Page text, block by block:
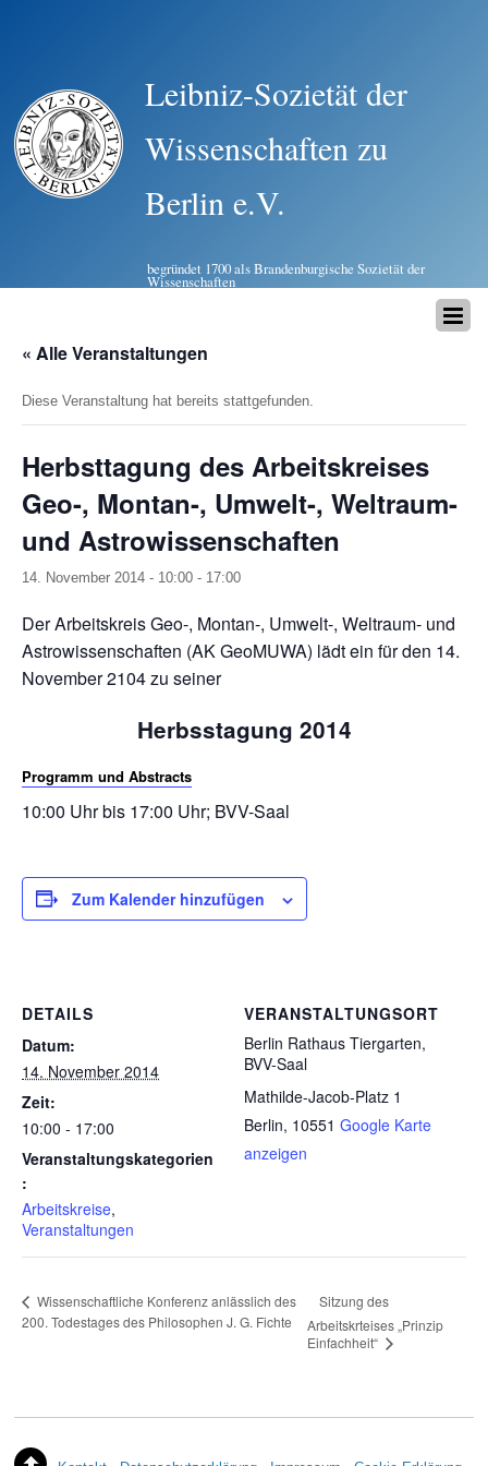
Leibniz-Sozietät der
Wissenschaften zu
Berlin e.V.
begründet 1700 als Brandenburgische Sozietät der
Wissenschaften
« Alle Veranstaltungen
Diese Veranstaltung hat bereits stattgefunden.
Herbsttagung des Arbeitskreises
Geo-, Montan-, Umwelt-, Weltraum-
und Astrowissenschaften
14. November 2014 - 10:00 - 17:00
Der Arbeitskreis Geo-, Montan-, Umwelt-, Weltraum- und
Astrowissenschaften (AK GeoMUWA) lädt ein für den 14.
November 2104 zu seiner
Herbsstagung 2014
Programm und Abstracts
10:00 Uhr bis 17:00 Uhr; BVV-Saal
Zum Kalender hinzufügen
DETAILS
Datum:
14. November 2014
Zeit:
10:00 - 17:00
Veranstaltungskategorien
:
Arbeitskreise,
Veranstaltungen
VERANSTALTUNGSORT
Berlin Rathaus Tiergarten,
BVV-Saal
Mathilde-Jacob-Platz 1
Berlin, 10551 Google Karte
anzeigen
Wissenschaftliche Konferenz anlässlich des
200. Todestages des Philosophen J. G. Fichte
Sitzung des
Arbeitskrteises „Prinzip
Einfachheit“